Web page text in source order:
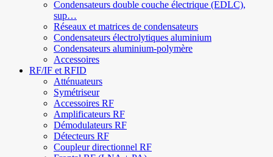
Condensateurs double couche électrique (EDLC),
sup…
Réseaux et matrices de condensateurs
Condensateurs électrolytiques aluminium
Condensateurs aluminium-polymère
Accessoires
RF/IF et RFID
Atténuateurs
Symétriseur
Accessoires RF
Amplificateurs RF
Démodulateurs RF
Détecteurs RF
Coupleur directionnel RF